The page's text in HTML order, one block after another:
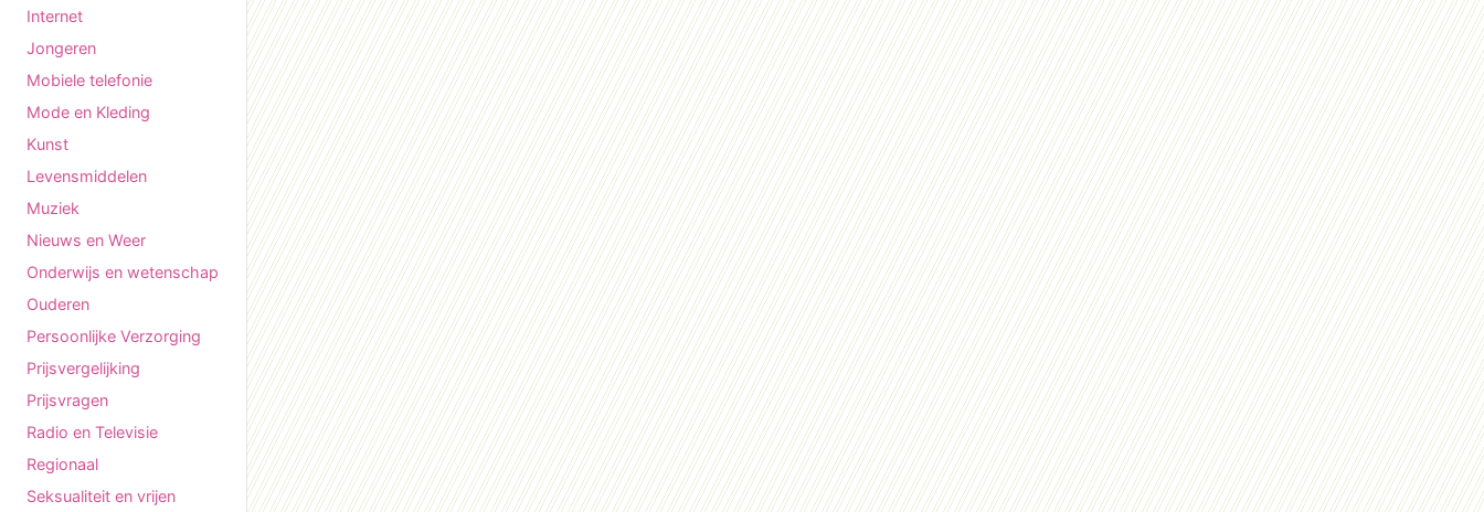
Internet
Jongeren
Mobiele telefonie
Mode en Kleding
Kunst
Levensmiddelen
Muziek
Nieuws en Weer
Onderwijs en wetenschap
Ouderen
Persoonlijke Verzorging
Prijsvergelijking
Prijsvragen
Radio en Televisie
Regionaal
Seksualiteit en vrijen